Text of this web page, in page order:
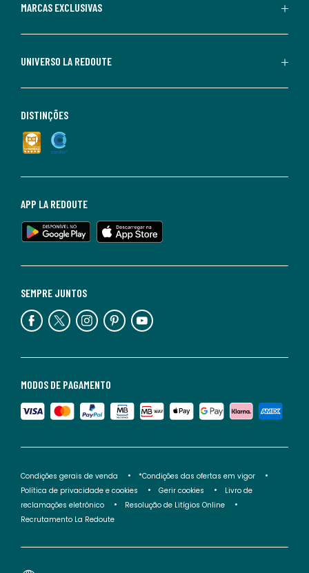
MARCAS EXCLUSIVAS
UNIVERSO LA REDOUTE
MODOS DE PAGAMENTO
SEMPRE JUNTOS
APP LA REDOUTE
DISTINÇÕES
Condições gerais de venda
*Condições das ofertas em vigor
Política de privacidade e cookies
Gerir cookies
Livro de
reclamações eletrónico
Resolução de Litígios Online
Recrutamento La Redoute